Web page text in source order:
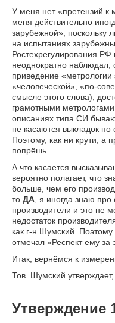
У меня нет «претензий к
меня действительно
зарубежной», поскольку
на испытаниях
Ростехрегулирования
неоднократно наблюдал,
приведение
«человеческой», «по-
смысле этого слова),
грамотными
описаниях типа СИ
не касаются выкладок
Поэтому, как ни крути, а
попрёшь.
А что касается
вероятно полагает, что
больше, чем его
то ДА , я иногда знаю
производители и это не
недостаток
как г-н Шумский.
отмечал «Респект ему за
Итак, вернёмся к
Тов. Шумский утверждает,
Утверждение